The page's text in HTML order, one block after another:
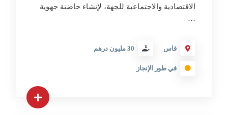
الاقتصادية والاجتماعية للجهة، لإنشاء حاضنة جهوية
…
فاس
في طور الإنجاز